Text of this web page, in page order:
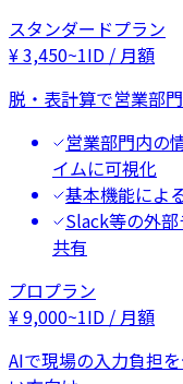
スタンダードプラン
¥3,450~1ID / 月額
脱・表計算で営業部
営業部門内の
イムに可視化
基本機能によ
Slack等の外
共有
プロプラン
¥9,000~1ID / 月額
AIで現場の入力負担